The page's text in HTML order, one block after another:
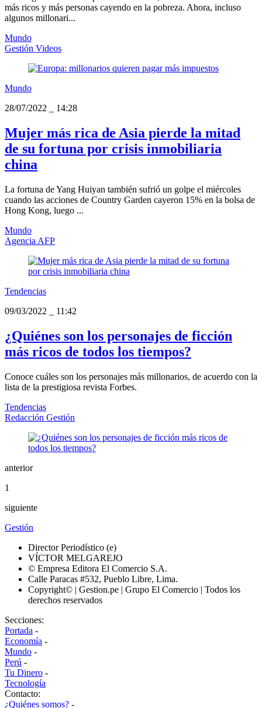
más ricos y más personas cayendo en la pobreza. Ahora, incluso
algunos millonari...
Mundo
Gestión Videos
Mundo
28/07/2022
14:28
Mujer más rica de Asia pierde la mitad
de su fortuna por crisis inmobiliaria
china
La fortuna de Yang Huiyan también sufrió un golpe el miércoles
cuando las acciones de Country Garden cayeron 15% en la bolsa de
Hong Kong, luego ...
Mundo
Agencia AFP
Tendencias
09/03/2022
11:42
¿Quiénes son los personajes de ficción
más ricos de todos los tiempos?
Conoce cuáles son los personajes más millonarios, de acuerdo con la
lista de la prestigiosa revista Forbes.
Tendencias
Redacción Gestión
anterior
1
siguiente
Gestión
Director Periodístico (e)
VÍCTOR MELGAREJO
© Empresa Editora El Comercio S.A.
Calle Paracas #532, Pueblo Libre, Lima.
Copyright© | Gestion.pe | Grupo El Comercio | Todos los
derechos reservados
Secciones:
Portada -
Economía -
Mundo -
Perú -
Tu Dinero -
Tecnología
Contacto:
¿Quiénes somos? -